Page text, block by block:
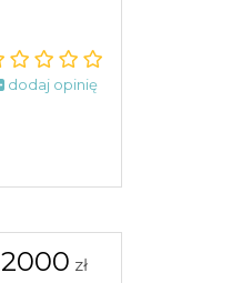
dodaj opinię
2000 zł